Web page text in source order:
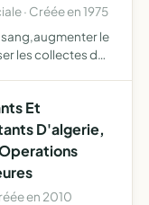
· Créée en 1975
le
les collectes de
Et
D'algerie,
en 2010